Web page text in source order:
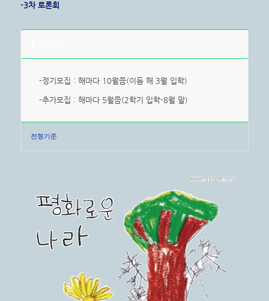
-3차 토론회
-정기모집 : 해마다 10월쯤(이듬 해 3월 입학)
-추가모집 : 해마다 5월쯤(2학기 입학-8월 말)
전형기준